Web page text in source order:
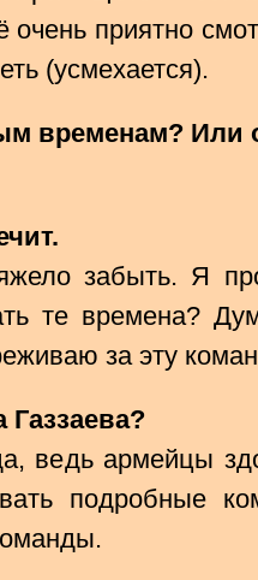
очень приятно
(усмехается).
временам? Или
забыть. Я
те времена?
за эту
Газзаева?
ведь армейцы
подробные